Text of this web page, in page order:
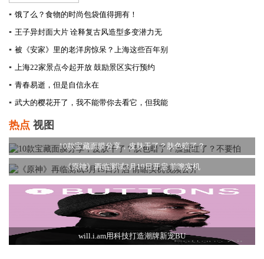
▪ 饿了么？食物的时尚包袋值得拥有！
▪ 王子异封面大片 诠释复古风造型多变潜力无
▪ 被《安家》里的老洋房惊呆？上海这些百年别
▪
上海22家景点今起开放 鼓励景区实行预约
▪ 青春易逝，但是自信永在
▪ 武大的樱花开了，我不能带你去看它，但我能
热点 视图
10款宝藏面膜分享，皮肤干了？肤色暗了？
《原神》再临测试3月19日开启 前瞻实机
will.i.am用科技打造潮牌新宠BU